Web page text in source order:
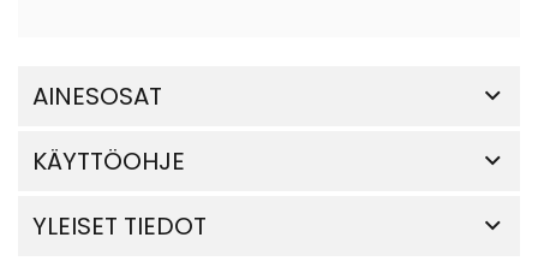
AINESOSAT
KÄYTTÖOHJE
YLEISET TIEDOT